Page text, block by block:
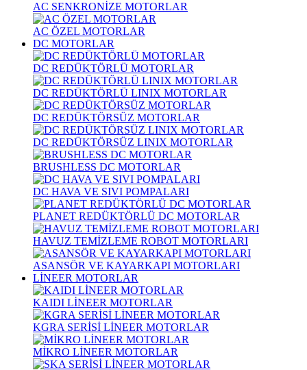
AC SENKRONİZE MOTORLAR
AC ÖZEL MOTORLAR
DC MOTORLAR
DC REDÜKTÖRLÜ MOTORLAR
DC REDÜKTÖRLÜ LINIX MOTORLAR
DC REDÜKTÖRSÜZ MOTORLAR
DC REDÜKTÖRSÜZ LINIX MOTORLAR
BRUSHLESS DC MOTORLAR
DC HAVA VE SIVI POMPALARI
PLANET REDÜKTÖRLÜ DC MOTORLAR
HAVUZ TEMİZLEME ROBOT MOTORLARI
ASANSÖR VE KAYARKAPI MOTORLARI
LİNEER MOTORLAR
KAIDI LİNEER MOTORLAR
KGRA SERİSİ LİNEER MOTORLAR
MİKRO LİNEER MOTORLAR